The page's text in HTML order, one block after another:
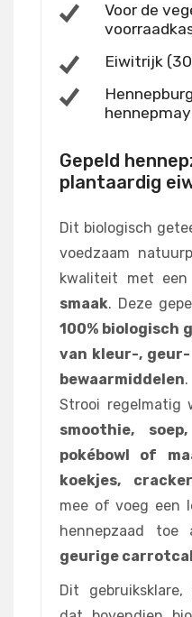
Voor de
Eiwitrijk
Gepeld
plantaardig
Dit biologisch
voedzaam
kwaliteit met een
smaak. Deze
100% biologisch
van kleur-,
bewaarmiddelen.
Strooi regelmatig
smoothie,
pokébowl of
koekjes,
mee of voeg een
hennepzaad toe
geurige
Dit gebruiksklare,